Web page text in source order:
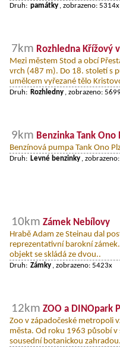
Druh: památky , zobrazeno: 5314x
7km Rozhledna Křížový
Mezi městem Stod a obcí
vrch (487 m). Do 18. století s
umělcem vyřezané tělo
Druh: Rozhledny , zobrazeno:
9km Benzinka Tank Ono
Benzínová pumpa Tank Ono
Druh: Levné benzinky ,
10km Zámek Nebílovy
Hrabě Adam ze Steinau dal
reprezentativní barokní
objekt se skládá ze dvou..
Druh: Zámky , zobrazeno: 5423x
12km ZOO a DINOpark
Zoo v západočeské metropoli
města. Od roku 1963 působí v
sousední botanickou